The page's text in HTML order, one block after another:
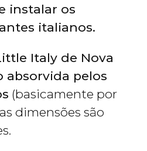
instalar os
italianos.
Italy de Nova
absorvida pelos
(basicamente por
dimensões são